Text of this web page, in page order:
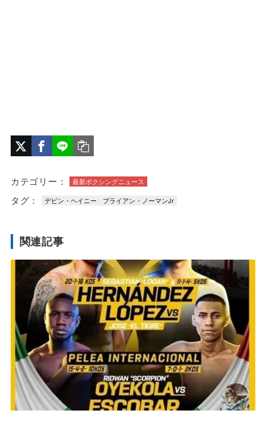
カテゴリー： 最新ボクシングニュース
タグ： デビン・ヘイニー ブライアン・ノーマンJr
関連記事